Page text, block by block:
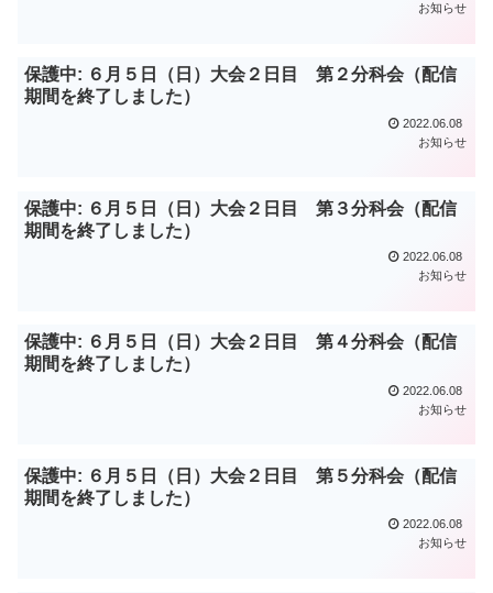
お知らせ
保護中: ６月５日（日）大会２日目 第２分科会（配信
期間を終了しました）
2022.06.08
お知らせ
保護中: ６月５日（日）大会２日目 第３分科会（配信
期間を終了しました）
2022.06.08
お知らせ
保護中: ６月５日（日）大会２日目 第４分科会（配信
期間を終了しました）
2022.06.08
お知らせ
保護中: ６月５日（日）大会２日目 第５分科会（配信
期間を終了しました）
2022.06.08
お知らせ